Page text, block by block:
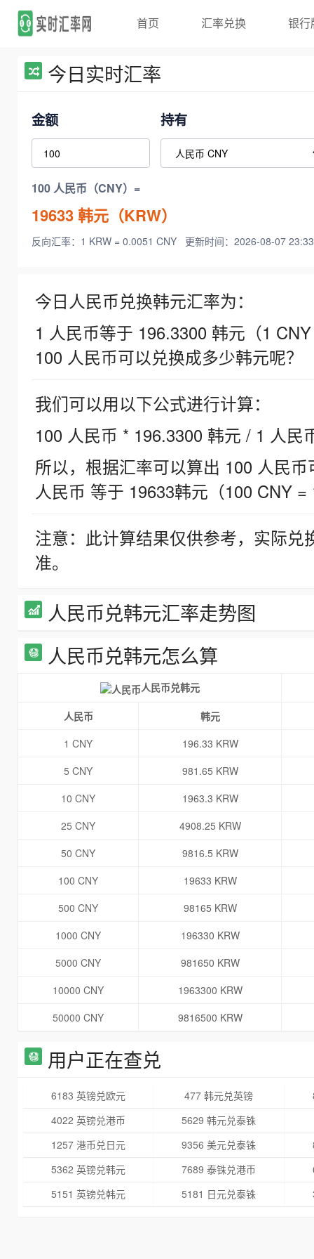
首页 汇率兑换 银行
今日实时汇率
金额 持有
100 人民币（CNY）=
19633韩元（KRW）
反向汇率：1 KRW = 0.0051 CNY 更新时间：2026-08-07
今日人民币兑换韩元汇率为：
1 人民币等于 196.3300 韩元（1
100 人民币可以兑换成多少韩元呢？
我们可以用以下公式进行计算：
100 人民币 * 196.3300 韩元 / 1 人民
所以，根据汇率可以算出 100 人民
人民币 等于 19633韩元（100 CNY =
注意：此计算结果仅供参考，实际
准。
人民币兑韩元汇率走势图
人民币兑韩元怎么算
人民币兑韩元
人民币
韩元
1 CNY
196.33 KRW
5 CNY
981.65 KRW
10 CNY
1963.3 KRW
25 CNY
4908.25 KRW
50 CNY
9816.5 KRW
100 CNY
19633 KRW
500 CNY
98165 KRW
1000 CNY
196330 KRW
5000 CNY
981650 KRW
10000 CNY
1963300 KRW
50000 CNY
9816500 KRW
用户正在查兑
6183 英镑兑欧元 477 韩元兑英镑
4022 英镑兑港币
5629 韩元兑泰铢
1257 港币兑日元
9356 美元兑泰铢
5362 英镑兑韩元
7689 泰铢兑港币
5151 英镑兑韩元
5181 日元兑泰铢